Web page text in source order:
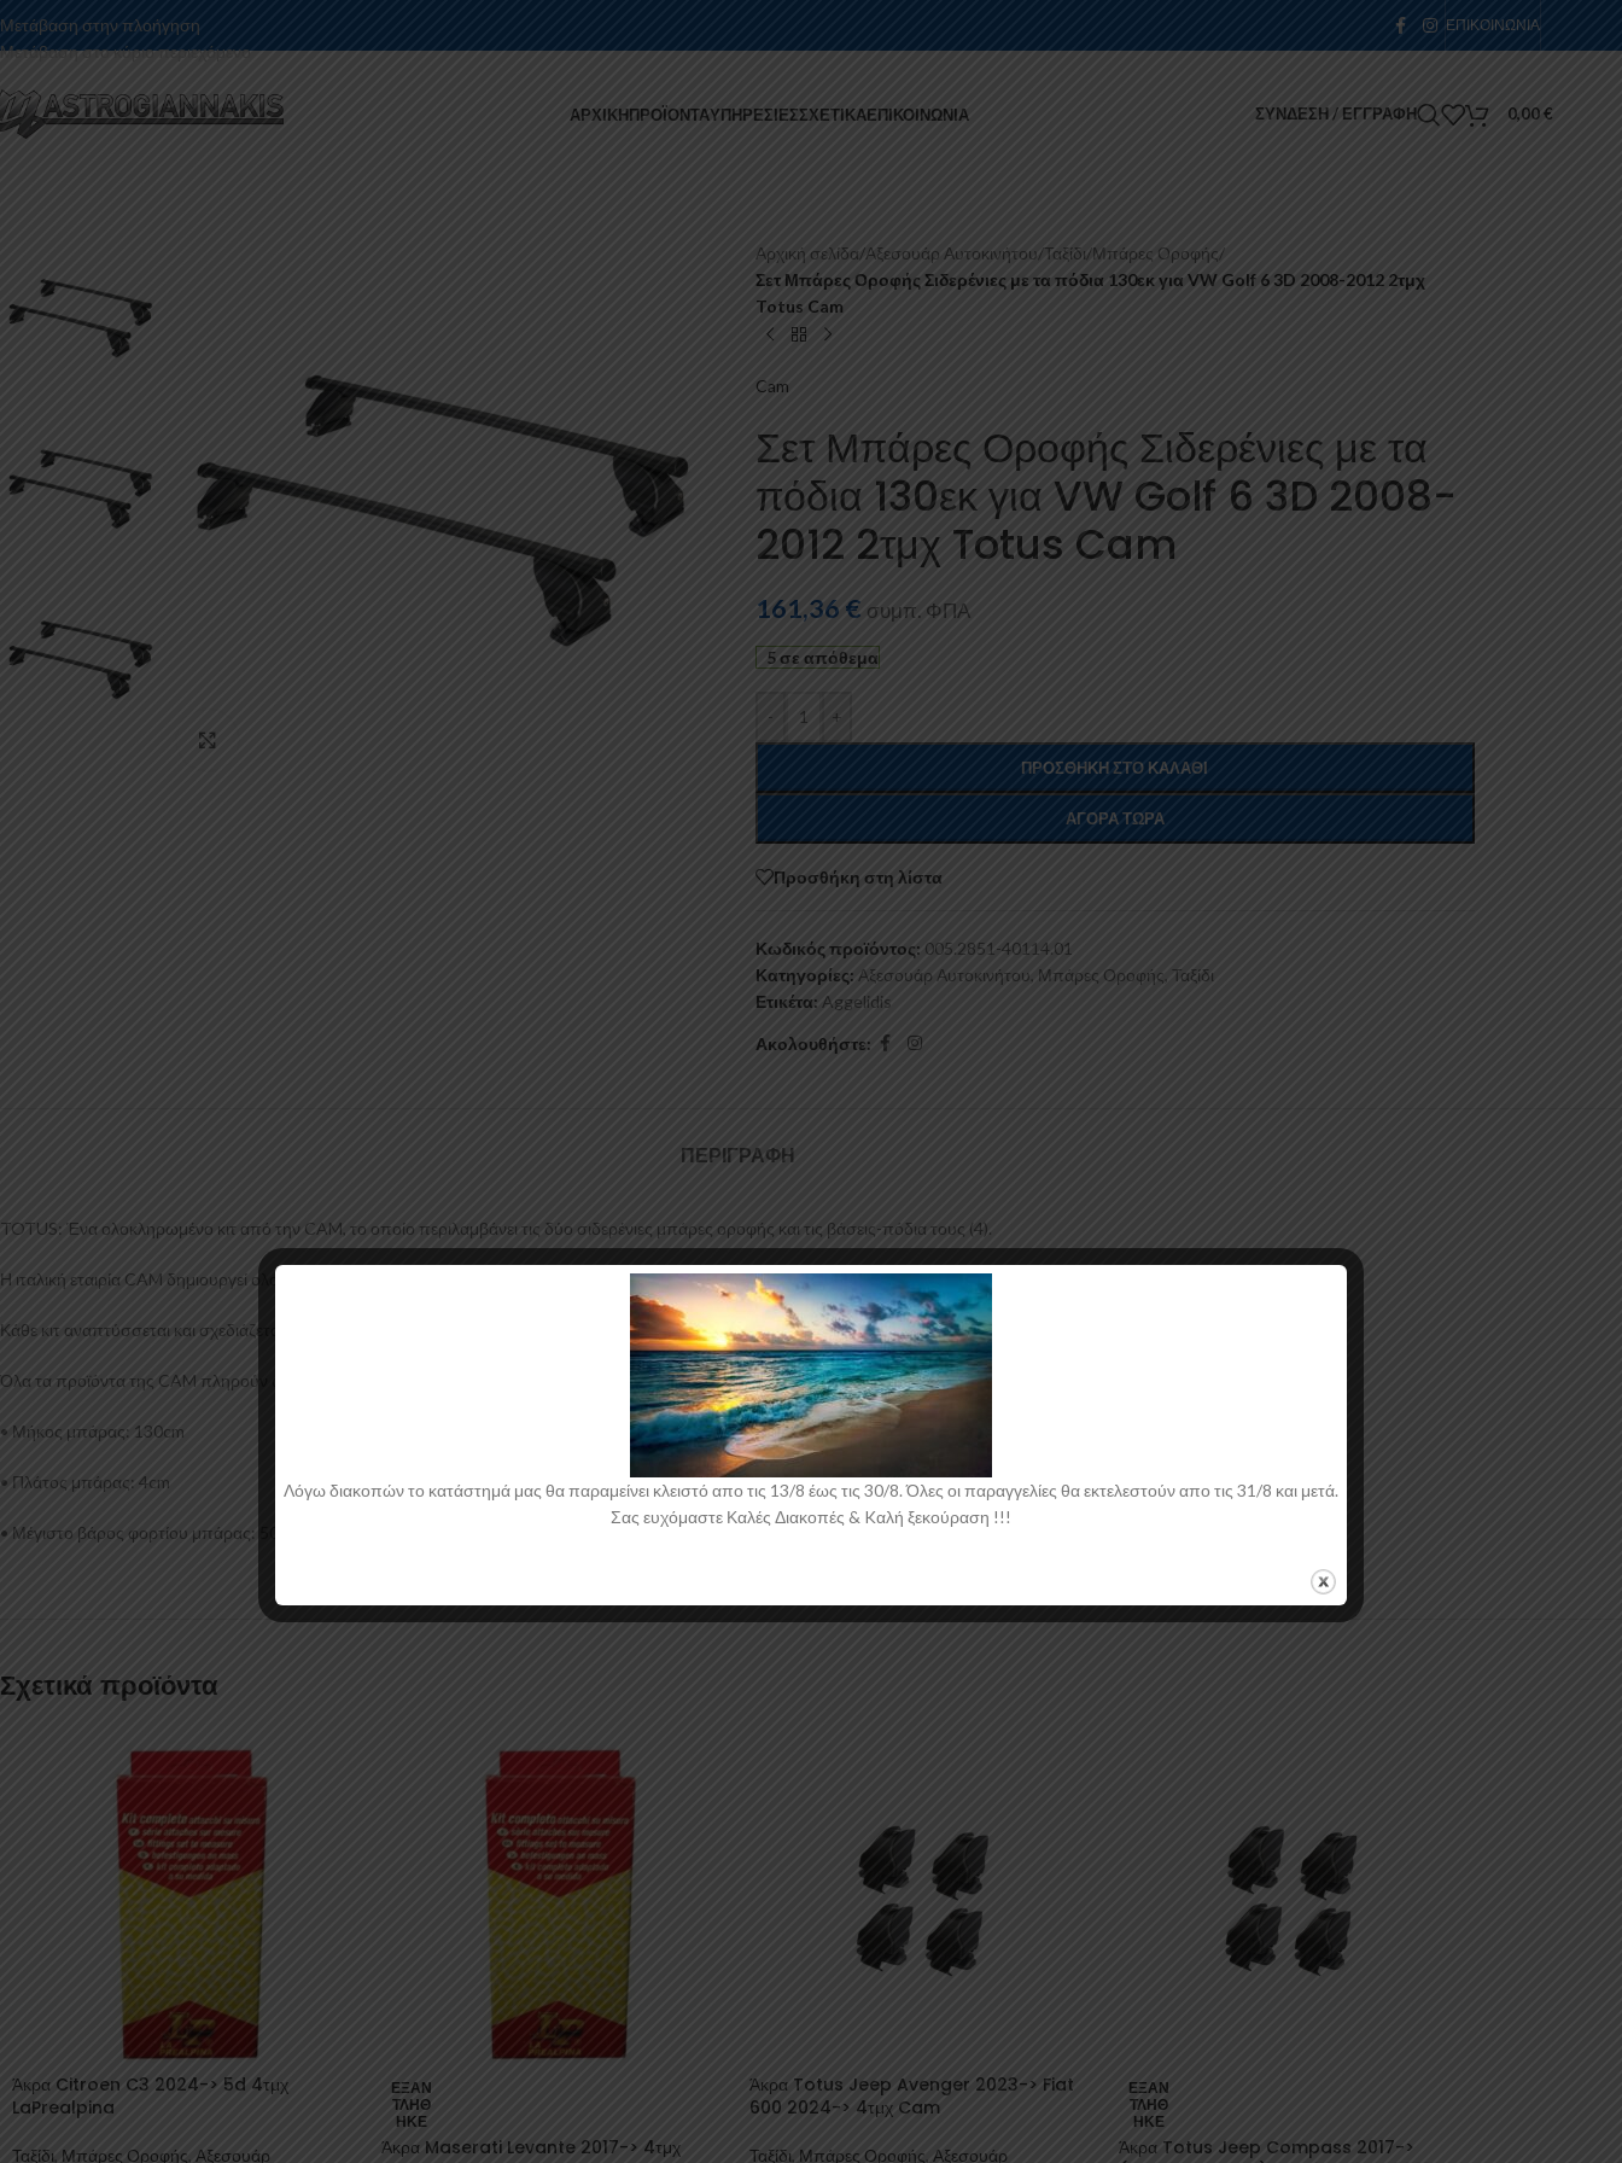
Μετάβαση στην πλοήγηση
Μετάβαση στο κύριο περιεχόμενο
ΕΠΙΚΟΙΝΩΝΊΑ
ΑΡΧΙΚΉΠΡΟΪΌΝΤΑΥΠΗΡΕΣΊΕΣΣΧΕΤΙΚΆΕΠΙΚΟΙΝΩΝΊΑ ΣΎΝΔΕΣΗ / ΕΓΓΡΑΦΉ 0,00€
Αρχική σελίδα/Αξεσουάρ Αυτοκινήτου/Ταξίδι/Μπάρες Οροφής/
Σετ Μπάρες Οροφής Σιδερένιες με τα πόδια 130εκ για VW Golf 6 3D 2008-2012 2τμχ
Totus Cam
Cam
Σετ Μπάρες Οροφής Σιδερένιες με τα
πόδια 130εκ για VW Golf 6 3D 2008-
2012 2τμχ Totus Cam
161,36 € συμπ. ΦΠΑ
5 σε απόθεμα
- +
ΠΡΟΣΘΉΚΗ ΣΤΟ ΚΑΛΆΘΙ
ΑΓΟΡΆ ΤΏΡΑ
Προσθήκη στη λίστα
Κωδικός προϊόντος: 005.2851-40114.01
Κατηγορίες: Αξεσουάρ Αυτοκινήτου, Μπάρες Οροφής, Ταξίδι
Ετικέτα: Aggelidis
Ακολουθήστε:
ΠΕΡΙΓΡΑΦΉ
TOTUS: Ένα ολοκληρωμένο κιτ από την CAM, το οποίο περιλαμβάνει τις δύο σιδερένιες μπάρες οροφής και τις βάσεις-πόδια τους (4).
Η ιταλική εταιρία CAM δημιουργεί ολοκληρωμένα πακέτα μπαρών οροφής, σειρά TOTUS, τα οποία μπορούν να τοποθετηθούν εύκολα και με ασφάλεια από εσάς.
Κάθε κιτ αναπτύσσεται και σχεδιάζεται ξεχωριστά για κάθε μοντέλο αυτοκίνητου.
Όλα τα προϊόντα της CAM πληρούν όλες τις Ευρωπαϊκές προδιαγραφές, συμπεριλαμβανομένου και T.U.V.
• Μήκος μπάρας: 130cm
• Πλάτος μπάρας: 4cm
• Μέγιστο βάρος φορτίου μπάρας: 50kg
Σχετικά προϊόντα
Άκρα Citroen C3 2024-> 5d 4τμχ
LaPrealpina
Ταξίδι, Μπάρες Οροφής, Αξεσουάρ
ΕΞΑΝ
ΤΛΉΘ
ΗΚΕ
Άκρα Maserati Levante 2017-> 4τμχ
Άκρα Totus Jeep Avenger 2023-> Fiat
600 2024-> 4τμχ Cam
Ταξίδι, Μπάρες Οροφής, Αξεσουάρ
ΕΞΑΝ
ΤΛΉΘ
ΗΚΕ
Άκρα Totus Jeep Compass 2017->
Λόγω διακοπών το κατάστημά μας θα παραμείνει κλειστό απο τις 13/8 έως τις 30/8. Όλες οι παραγγελίες θα εκτελεστούν απο τις 31/8 και μετά.
Σας ευχόμαστε Καλές Διακοπές & Kαλή ξεκούραση !!!